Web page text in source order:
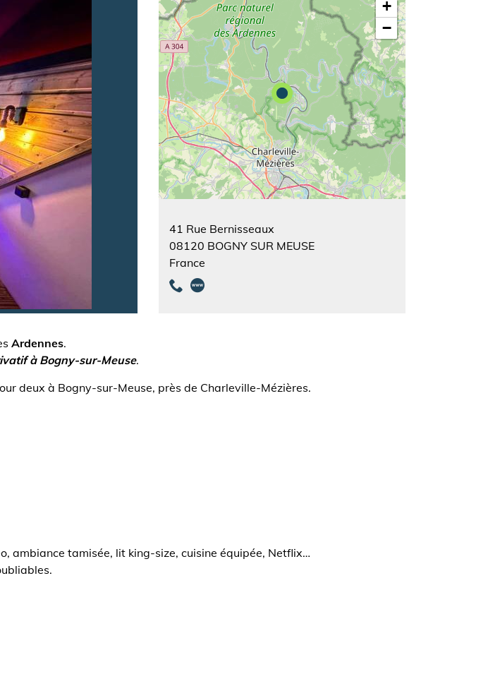
+
−
41 Rue Bernisseaux
08120 BOGNY SUR MEUSE
France
Ardennes.
à Bogny-sur-Meuse.
deux à Bogny-sur-Meuse, près de Charleville-Mézières.
ambiance tamisée, lit king-size, cuisine équipée, Netflix…